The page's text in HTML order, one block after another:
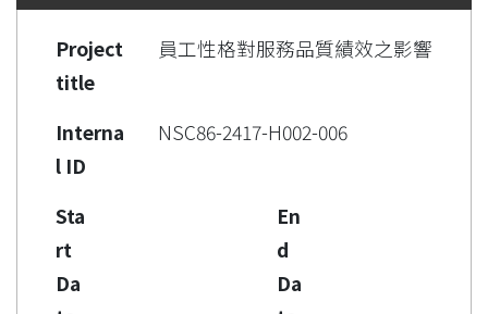
Project
title
員工性格對服務品質績效之影響
Interna
l ID
NSC86-2417-H002-006
Sta
rt
Da
En
d
Da